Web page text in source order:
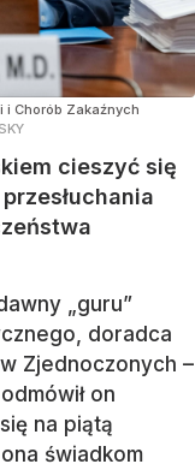
i Chorób Zakaźnych
cieszyć się
„guru”
doradca
Zjednoczonych –
on
na piątą
świadkom